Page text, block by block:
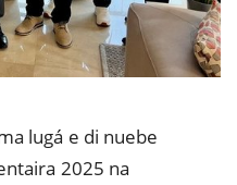
lugá e di nuebe
2025 na